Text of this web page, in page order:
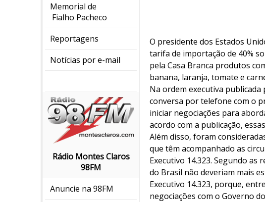
Memorial de
Fialho Pacheco
Reportagens
Notícias por e-mail
Rádio Montes Claros
98FM
Anuncie na 98FM
O presidente dos Estados
tarifa de importação de 40%
pela Casa Branca produtos
banana, laranja, tomate e
Na ordem executiva publicada
conversa por telefone com o
iniciar negociações para
acordo com a publicação,
Além disso, foram
que têm acompanhado as
Executivo 14.323. Segundo
do Brasil não deveriam mais
Executivo 14.323, porque,
negociações com o Governo